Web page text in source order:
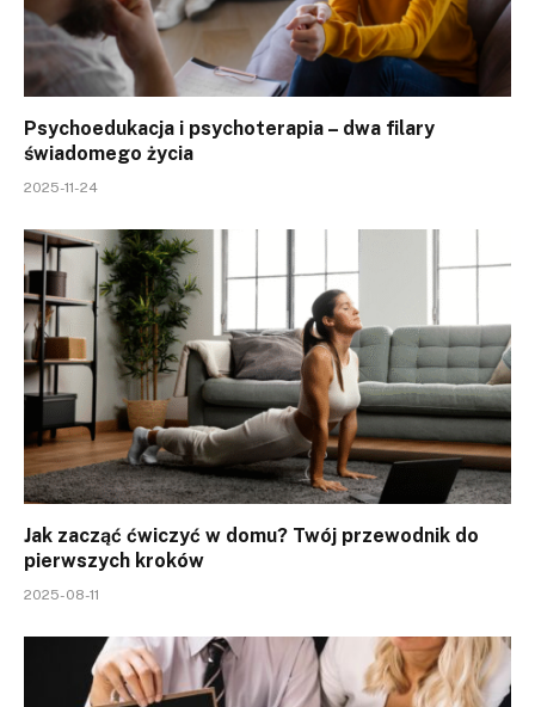
Psychoedukacja i psychoterapia – dwa filary
świadomego życia
2025-11-24
Jak zacząć ćwiczyć w domu? Twój przewodnik do
pierwszych kroków
2025-08-11